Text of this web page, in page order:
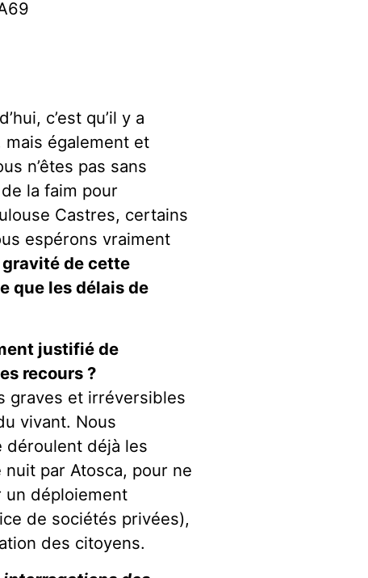
c’est qu’il y a
également et
n’êtes pas sans
la faim pour
Castres, certains
espérons vraiment
gravité de cette
que les délais de
justifié de
recours ?
graves et irréversibles
vivant. Nous
déroulent déjà les
par Atosca, pour ne
un déploiement
de sociétés privées),
des citoyens.